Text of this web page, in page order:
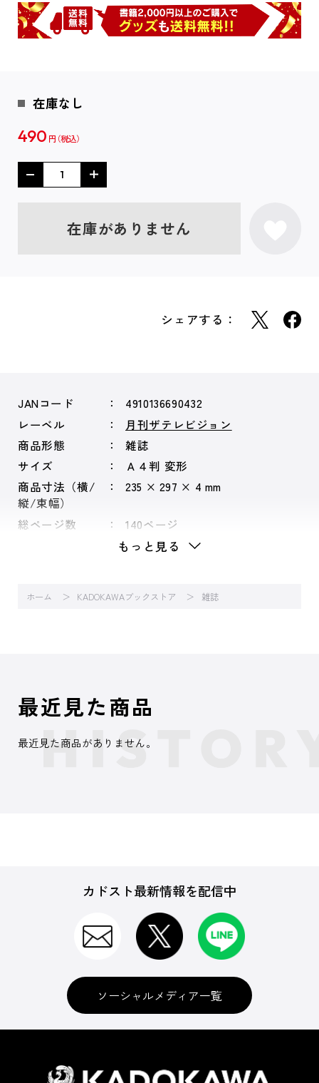
在庫なし
490 円
在庫がありません
シェアする：
JANコード
4910136690432
レーベル
月刊ザテレビジョン
商品形態
雑誌
サイズ
Ａ４判 変形
商品寸法（横/
縦/束幅）
235 × 297 × 4 mm
総ページ数 140ページ
もっと見る
ホーム KADOKAWAブックストア 雑誌
最近見た商品
最近見た商品がありません。
カドスト最新情報を配信中
ソーシャルメディア一覧